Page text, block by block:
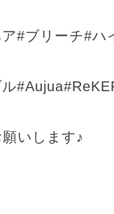
#ブリーチ#ハ
いします♪